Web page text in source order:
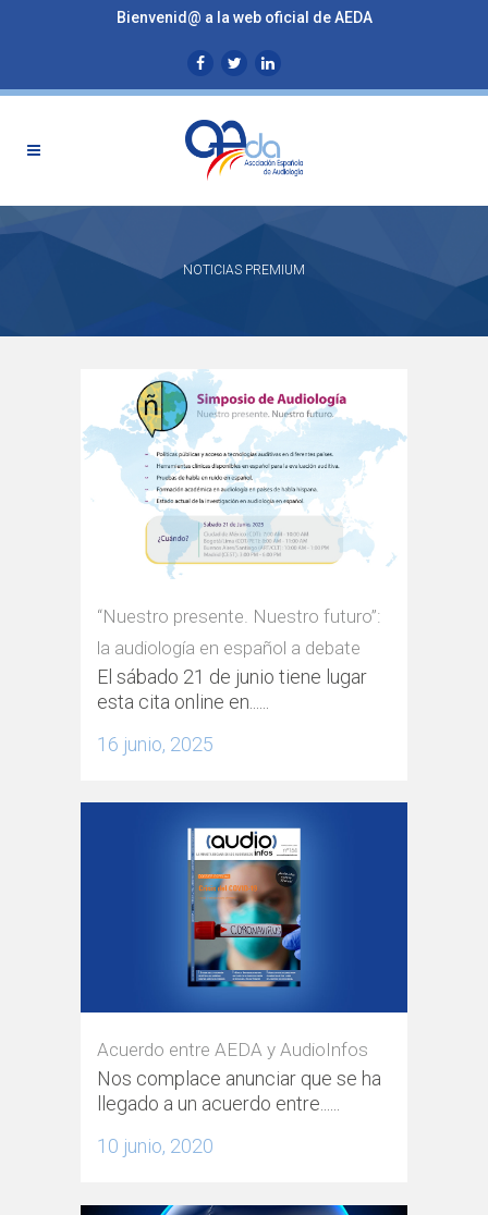
Bienvenid@ a la web oficial de AEDA
NOTICIAS PREMIUM
“Nuestro presente. Nuestro futuro”:
la audiología en español a debate
El sábado 21 de junio tiene lugar
esta cita online en......
16 junio, 2025
Acuerdo entre AEDA y AudioInfos
Nos complace anunciar que se ha
llegado a un acuerdo entre......
10 junio, 2020